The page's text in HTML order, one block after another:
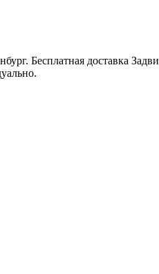
Бесплатная доставка